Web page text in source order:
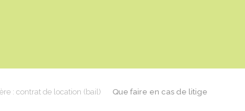
: contrat de location (bail)
Que faire en cas de litige